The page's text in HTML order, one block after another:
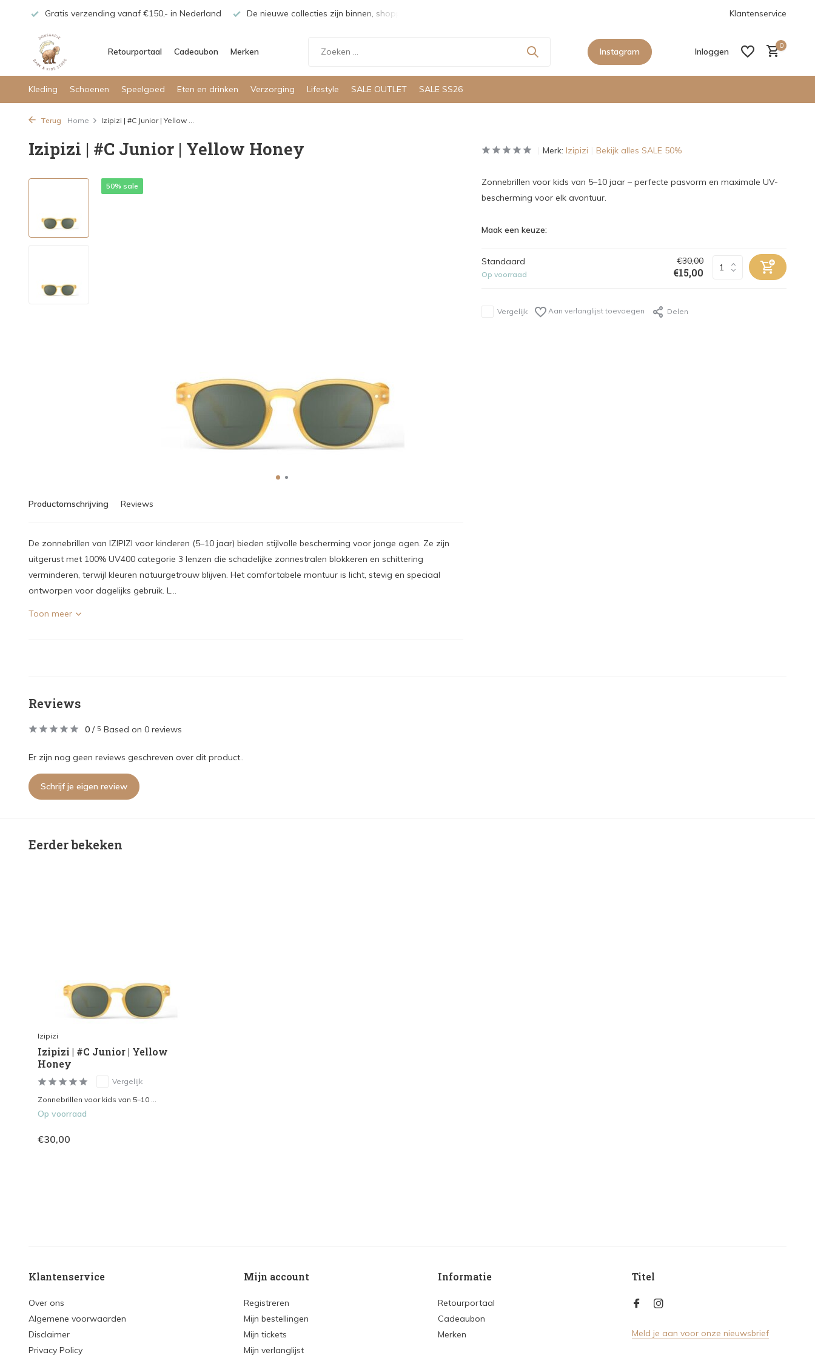
Gratis verzending vanaf €150,- in Nederland De nieuwe collecties zijn binnen, shoppen maar! De nieuwe collecties zijn binnen,
Klantenservice
Retourportaal Cadeaubon Merken Instagram Inloggen
Account aanmaken
0
Kleding Schoenen Speelgoed Eten en drinken Verzorging Lifestyle SALE OUTLET SALE SS26
Terug Home Izipizi | #C Junior | Yellow ...
Izipizi | #C Junior | Yellow Honey
50% sale
Productomschrijving Reviews
De zonnebrillen van IZIPIZI voor kinderen (5–10 jaar) bieden stijlvolle bescherming voor jonge ogen. Ze zijn
uitgerust met 100% UV400 categorie 3 lenzen die schadelijke zonnestralen blokkeren en schittering
verminderen, terwijl kleuren natuurgetrouw blijven. Het comfortabele montuur is licht, stevig en speciaal
ontworpen voor dagelijks gebruik. L...
Toon meer
Merk: Izipizi Bekijk alles SALE 50%
Zonnebrillen voor kids van 5–10 jaar – perfecte pasvorm en maximale UV-
bescherming voor elk avontuur.
Maak een keuze:
Standaard
Op voorraad
€30,00
€15,00
Vergelijk Aan verlanglijst toevoegen Delen
Reviews
0 / 5 Based on 0 reviews
Er zijn nog geen reviews geschreven over dit product..
Schrijf je eigen review
Eerder bekeken
Izipizi
Izipizi | #C Junior | Yellow
Honey
Vergelijk
Zonnebrillen voor kids van 5–10 ...
Op voorraad
€30,00
Klantenservice
Over ons
Algemene voorwaarden
Disclaimer
Privacy Policy
Mijn account
Registreren
Mijn bestellingen
Mijn tickets
Mijn verlanglijst
Informatie
Retourportaal
Cadeaubon
Merken
Titel
Meld je aan voor onze nieuwsbrief